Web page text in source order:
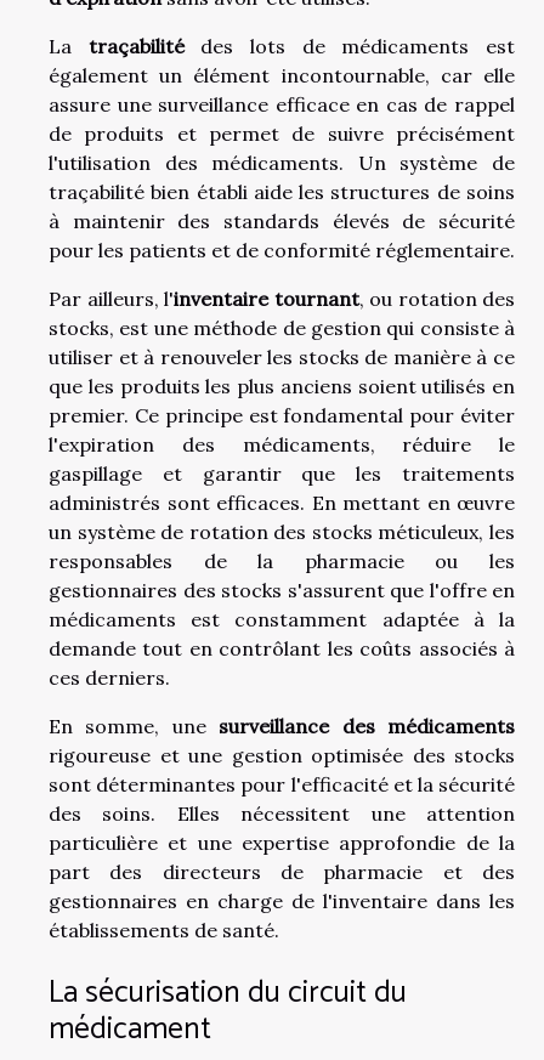
La traçabilitédes lots de médicaments est
également un élément incontournable, car elle
assure une surveillance efficace en cas de rappel
de produits et permet de suivre précisément
l'utilisation des médicaments. Un système de
traçabilité bien établi aide les structures de soins
à maintenir des standards élevés de sécurité
pour les patients et de conformité réglementaire.
Par ailleurs, l'inventaire tournant, ou rotation des
stocks, est une méthode de gestion qui consiste à
utiliser et à renouveler les stocks de manière à ce
que les produits les plus anciens soient utilisés en
premier. Ce principe est fondamental pour éviter
l'expiration des médicaments, réduire le
gaspillage et garantir que les traitements
administrés sont efficaces. En mettant en œuvre
un système de rotation des stocks méticuleux, les
responsables de la pharmacie ou les
gestionnaires des stocks s'assurent que l'offre en
médicaments est constamment adaptée à la
demande tout en contrôlant les coûts associés à
ces derniers.
En somme, une surveillance des médicaments
rigoureuse et une gestion optimisée des stocks
sont déterminantes pour l'efficacité et la sécurité
des soins. Elles nécessitent une attention
particulière et une expertise approfondie de la
part des directeurs de pharmacie et des
gestionnaires en charge de l'inventaire dans les
établissements de santé.
La sécurisation du circuit du
médicament